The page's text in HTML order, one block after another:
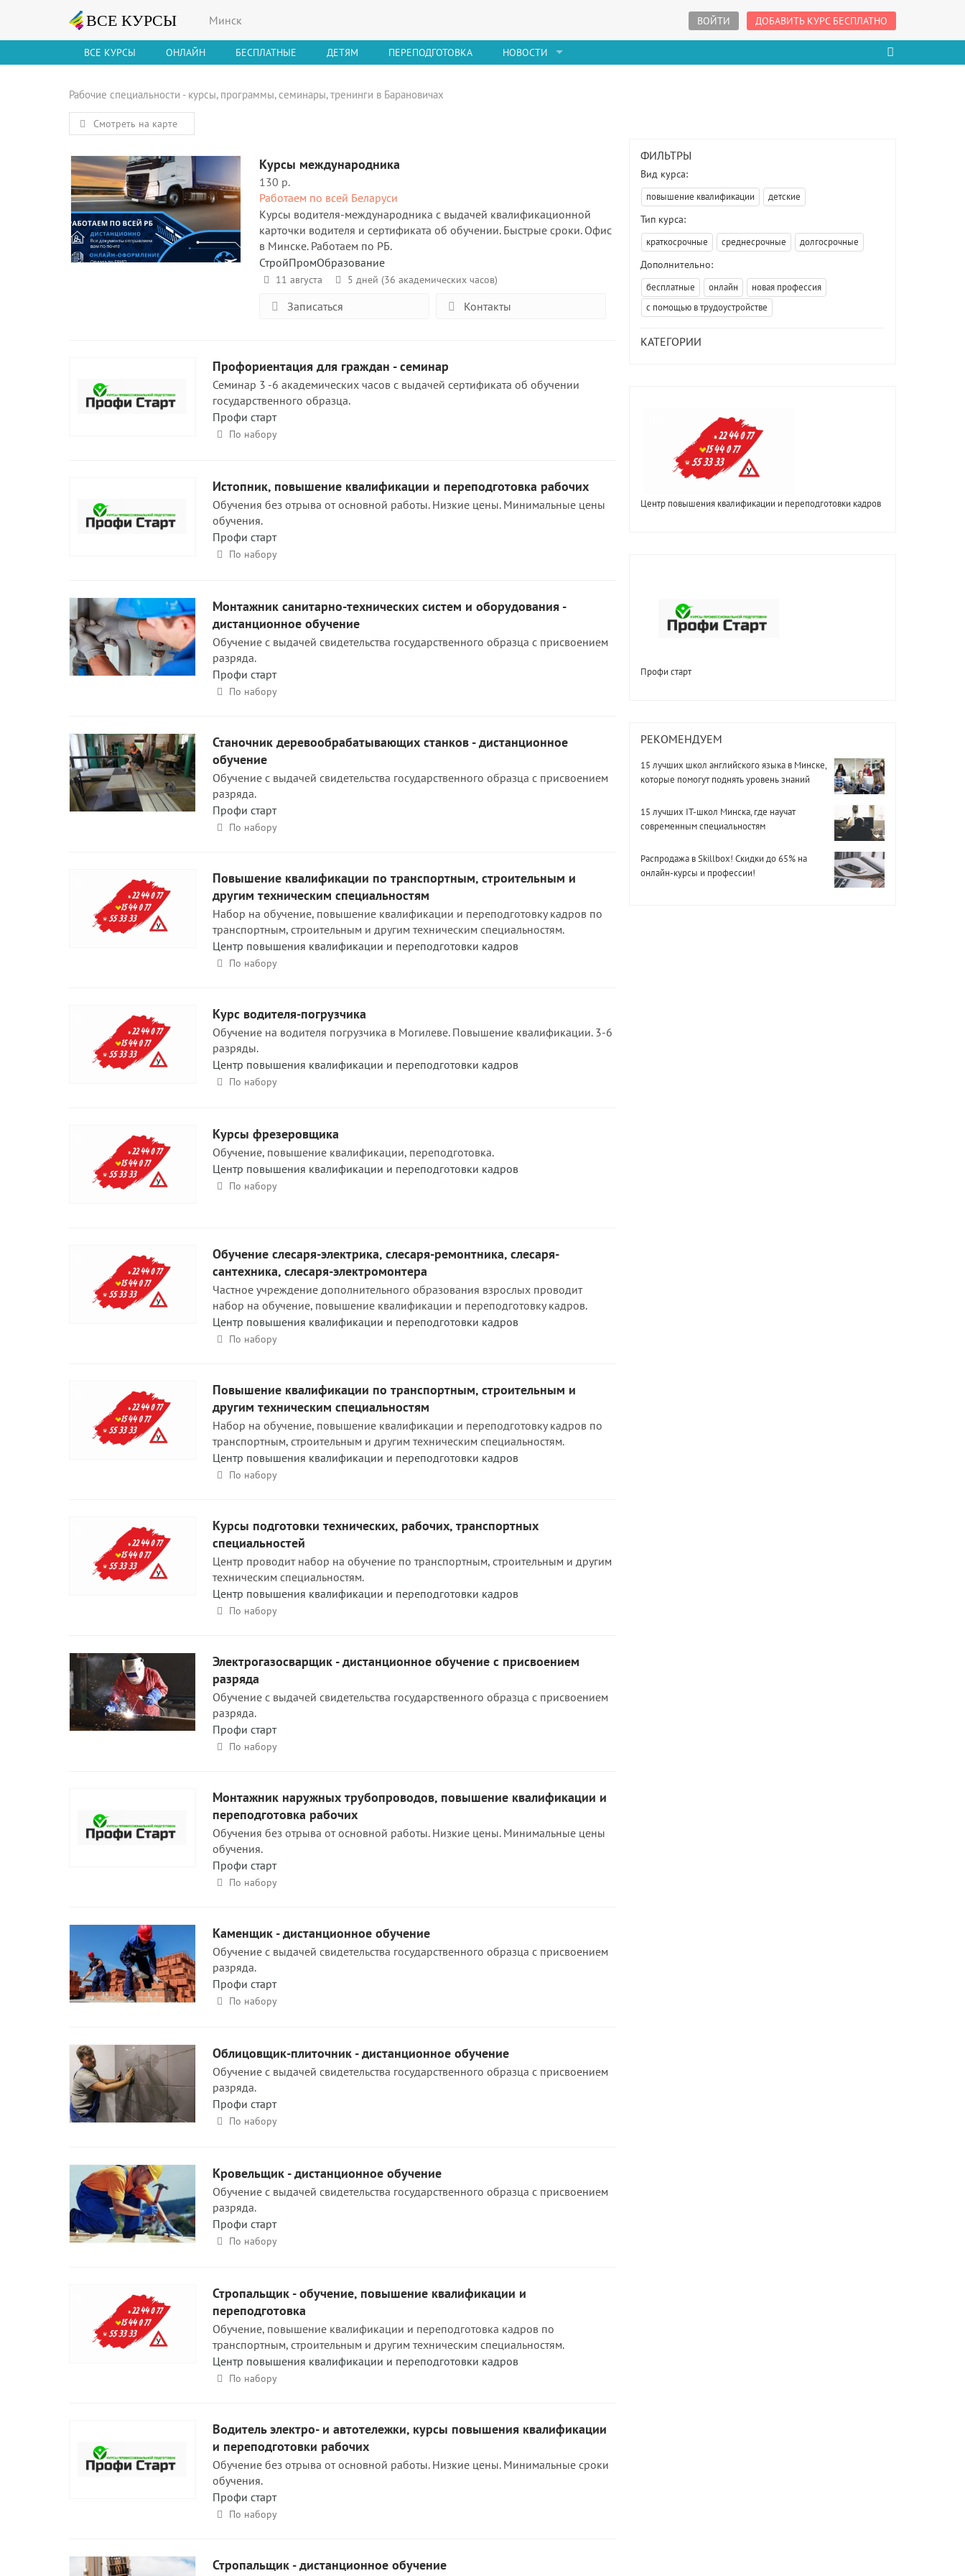
Минск ВОЙТИ ДОБАВИТЬ КУРС БЕСПЛАТНО
ВСЕ КУРСЫ ОНЛАЙН БЕСПЛАТНЫЕ ДЕТЯМ ПЕРЕПОДГОТОВКА НОВОСТИ
Рабочие специальности - курсы, программы, семинары, тренинги в Барановичах
Смотреть на карте
Курсы международника
130 р.
Работаем по всей Беларуси
Курсы водителя-международника с выдачей квалификационной
карточки водителя и сертификата об обучении. Быстрые сроки. Офис
в Минске. Работаем по РБ.
СтройПромОбразование
11 августа 5 дней (36 академических часов)
Записаться Контакты
Профориентация для граждан - семинар
Семинар 3 -6 академических часов с выдачей сертификата об обучении
государственного образца.
Профи старт
По набору
Истопник, повышение квалификации и переподготовка рабочих
Обучения без отрыва от основной работы. Низкие цены. Минимальные цены
обучения.
Профи старт
По набору
Монтажник санитарно-технических систем и оборудования -
дистанционное обучение
Обучение с выдачей свидетельства государственного образца с присвоением
разряда.
Профи старт
По набору
Станочник деревообрабатывающих станков - дистанционное
обучение
Обучение с выдачей свидетельства государственного образца с присвоением
разряда.
Профи старт
По набору
Повышение квалификации по транспортным, строительным и
другим техническим специальностям
Набор на обучение, повышение квалификации и переподготовку кадров по
транспортным, строительным и другим техническим специальностям.
Центр повышения квалификации и переподготовки кадров
По набору
Курс водителя-погрузчика
Обучение на водителя погрузчика в Могилеве. Повышение квалификации. 3-6
разряды.
Центр повышения квалификации и переподготовки кадров
По набору
Курсы фрезеровщика
Обучение, повышение квалификации, переподготовка.
Центр повышения квалификации и переподготовки кадров
По набору
Обучение слесаря-электрика, слесаря-ремонтника, слесаря-
сантехника, слесаря-электромонтера
Частное учреждение дополнительного образования взрослых проводит
набор на обучение, повышение квалификации и переподготовку кадров.
Центр повышения квалификации и переподготовки кадров
По набору
Повышение квалификации по транспортным, строительным и
другим техническим специальностям
Набор на обучение, повышение квалификации и переподготовку кадров по
транспортным, строительным и другим техническим специальностям.
Центр повышения квалификации и переподготовки кадров
По набору
Курсы подготовки технических, рабочих, транспортных
специальностей
Центр проводит набор на обучение по транспортным, строительным и другим
техническим специальностям.
Центр повышения квалификации и переподготовки кадров
По набору
Электрогазосварщик - дистанционное обучение с присвоением
разряда
Обучение с выдачей свидетельства государственного образца с присвоением
разряда.
Профи старт
По набору
Монтажник наружных трубопроводов, повышение квалификации и
переподготовка рабочих
Обучения без отрыва от основной работы. Низкие цены. Минимальные цены
обучения.
Профи старт
По набору
Каменщик - дистанционное обучение
Обучение с выдачей свидетельства государственного образца с присвоением
разряда.
Профи старт
По набору
Облицовщик-плиточник - дистанционное обучение
Обучение с выдачей свидетельства государственного образца с присвоением
разряда.
Профи старт
По набору
Кровельщик - дистанционное обучение
Обучение с выдачей свидетельства государственного образца с присвоением
разряда.
Профи старт
По набору
Стропальщик - обучение, повышение квалификации и
переподготовка
Обучение, повышение квалификации и переподготовка кадров по
транспортным, строительным и другим техническим специальностям.
Центр повышения квалификации и переподготовки кадров
По набору
Водитель электро- и автотележки, курсы повышения квалификации
и переподготовки рабочих
Обучение без отрыва от основной работы. Низкие цены. Минимальные сроки
обучения.
Профи старт
По набору
Стропальщик - дистанционное обучение
ФИЛЬТРЫ
Вид курса:
повышение квалификации детские
Тип курса:
краткосрочные среднесрочные долгосрочные
Дополнительно:
бесплатные онлайн
новая профессия
с помощью в трудоустройстве
КАТЕГОРИИ
Центр повышения квалификации и переподготовки кадров
Профи старт
РЕКОМЕНДУЕМ
15 лучших школ английского языка в Минске,
которые помогут поднять уровень знаний
15 лучших IT-школ Минска, где научат
современным специальностям
Распродажа в Skillbox! Скидки до 65% на
онлайн-курсы и профессии!